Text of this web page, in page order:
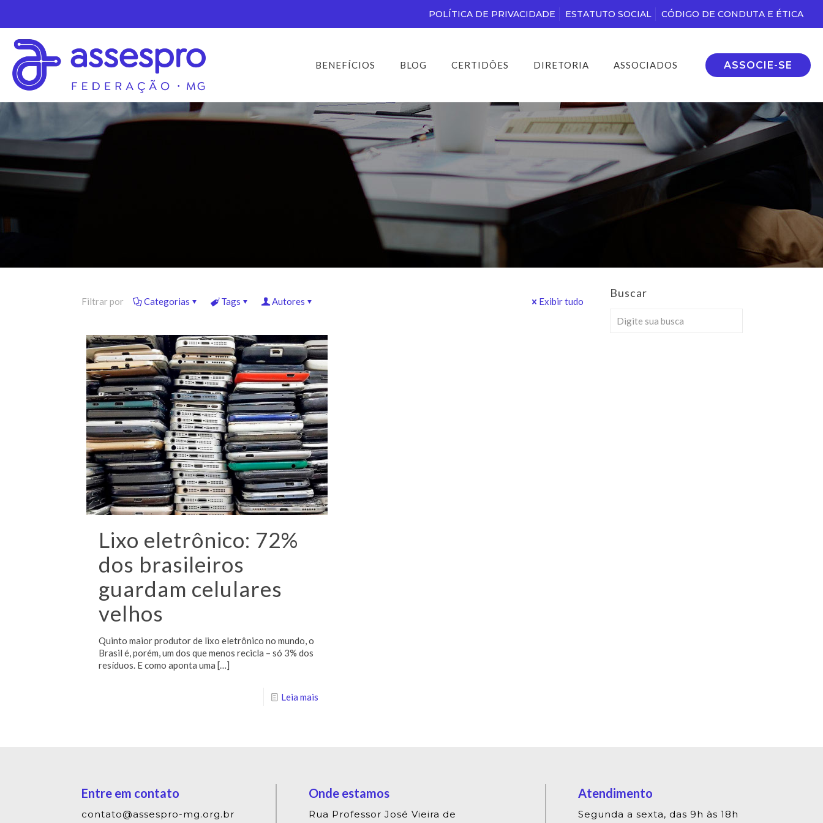
POLÍTICA DE PRIVACIDADE ESTATUTO SOCIAL CÓDIGO DE CONDUTA E ÉTICA
BENEFÍCIOS BLOG CERTIDÕES DIRETORIA ASSOCIADOS ASSOCIE-SE
Filtrar por Categorias Tags Autores Exibir tudo
Lixo eletrônico: 72%
dos brasileiros
guardam celulares
velhos
Quinto maior produtor de lixo eletrônico no mundo, o
Brasil é, porém, um dos que menos recicla – só 3% dos
resíduos. E como aponta uma […]
Leia mais
Buscar
Entre em contato
contato@assespro-mg.org.br
Onde estamos
Rua Professor José Vieira de
Atendimento
Segunda a sexta, das 9h às 18h